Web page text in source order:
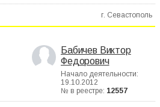
г. Севастополь
Бабичев Виктор
Федорович
Начало деятельности:
19.10.2012
№ в реестре: 12557